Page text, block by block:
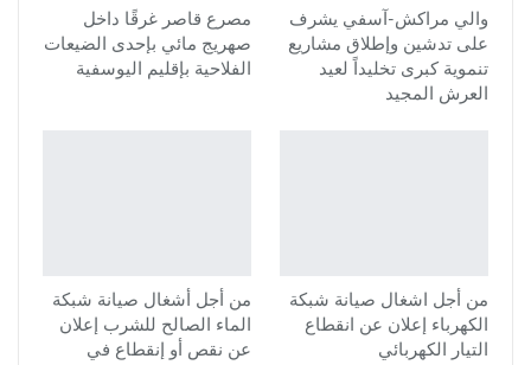
مصرع قاصر غرقًا داخل
صهريج مائي بإحدى الضيعات
الفلاحية بإقليم اليوسفية
والي مراكش-آسفي يشرف
على تدشين وإطلاق مشاريع
تنموية كبرى تخليداً لعيد
العرش المجيد
من أجل أشغال صيانة شبكة
الماء الصالح للشرب إعلان
عن نقص أو إنقطاع في
من أجل اشغال صيانة شبكة
الكهرباء إعلان عن انقطاع
التيار الكهربائي